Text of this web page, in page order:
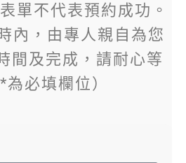
單不代表預約成功。
內，由專人親自為您
間及完成，請耐心等
必填欄位）